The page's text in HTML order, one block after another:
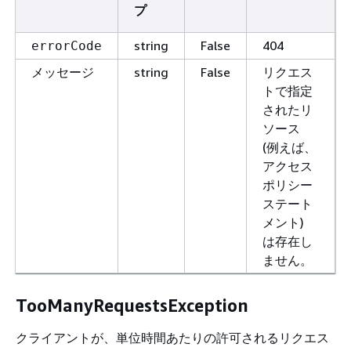
プ
errorCode string False 404
メッセージ string False
リクエス
トで指定
されたリ
ソース
(例えば、
アクセス
ポリシー
ステート
メント)
は存在し
ません。
TooManyRequestsException
クライアントが、単位時間あたりの許可されるリクエス